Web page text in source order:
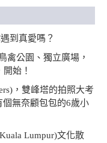
到真愛嗎？
禽公園、獨立廣場，
始！
，雙峰塔的拍照大考
無奈顧包包的6歲小
Lumpur)文化散